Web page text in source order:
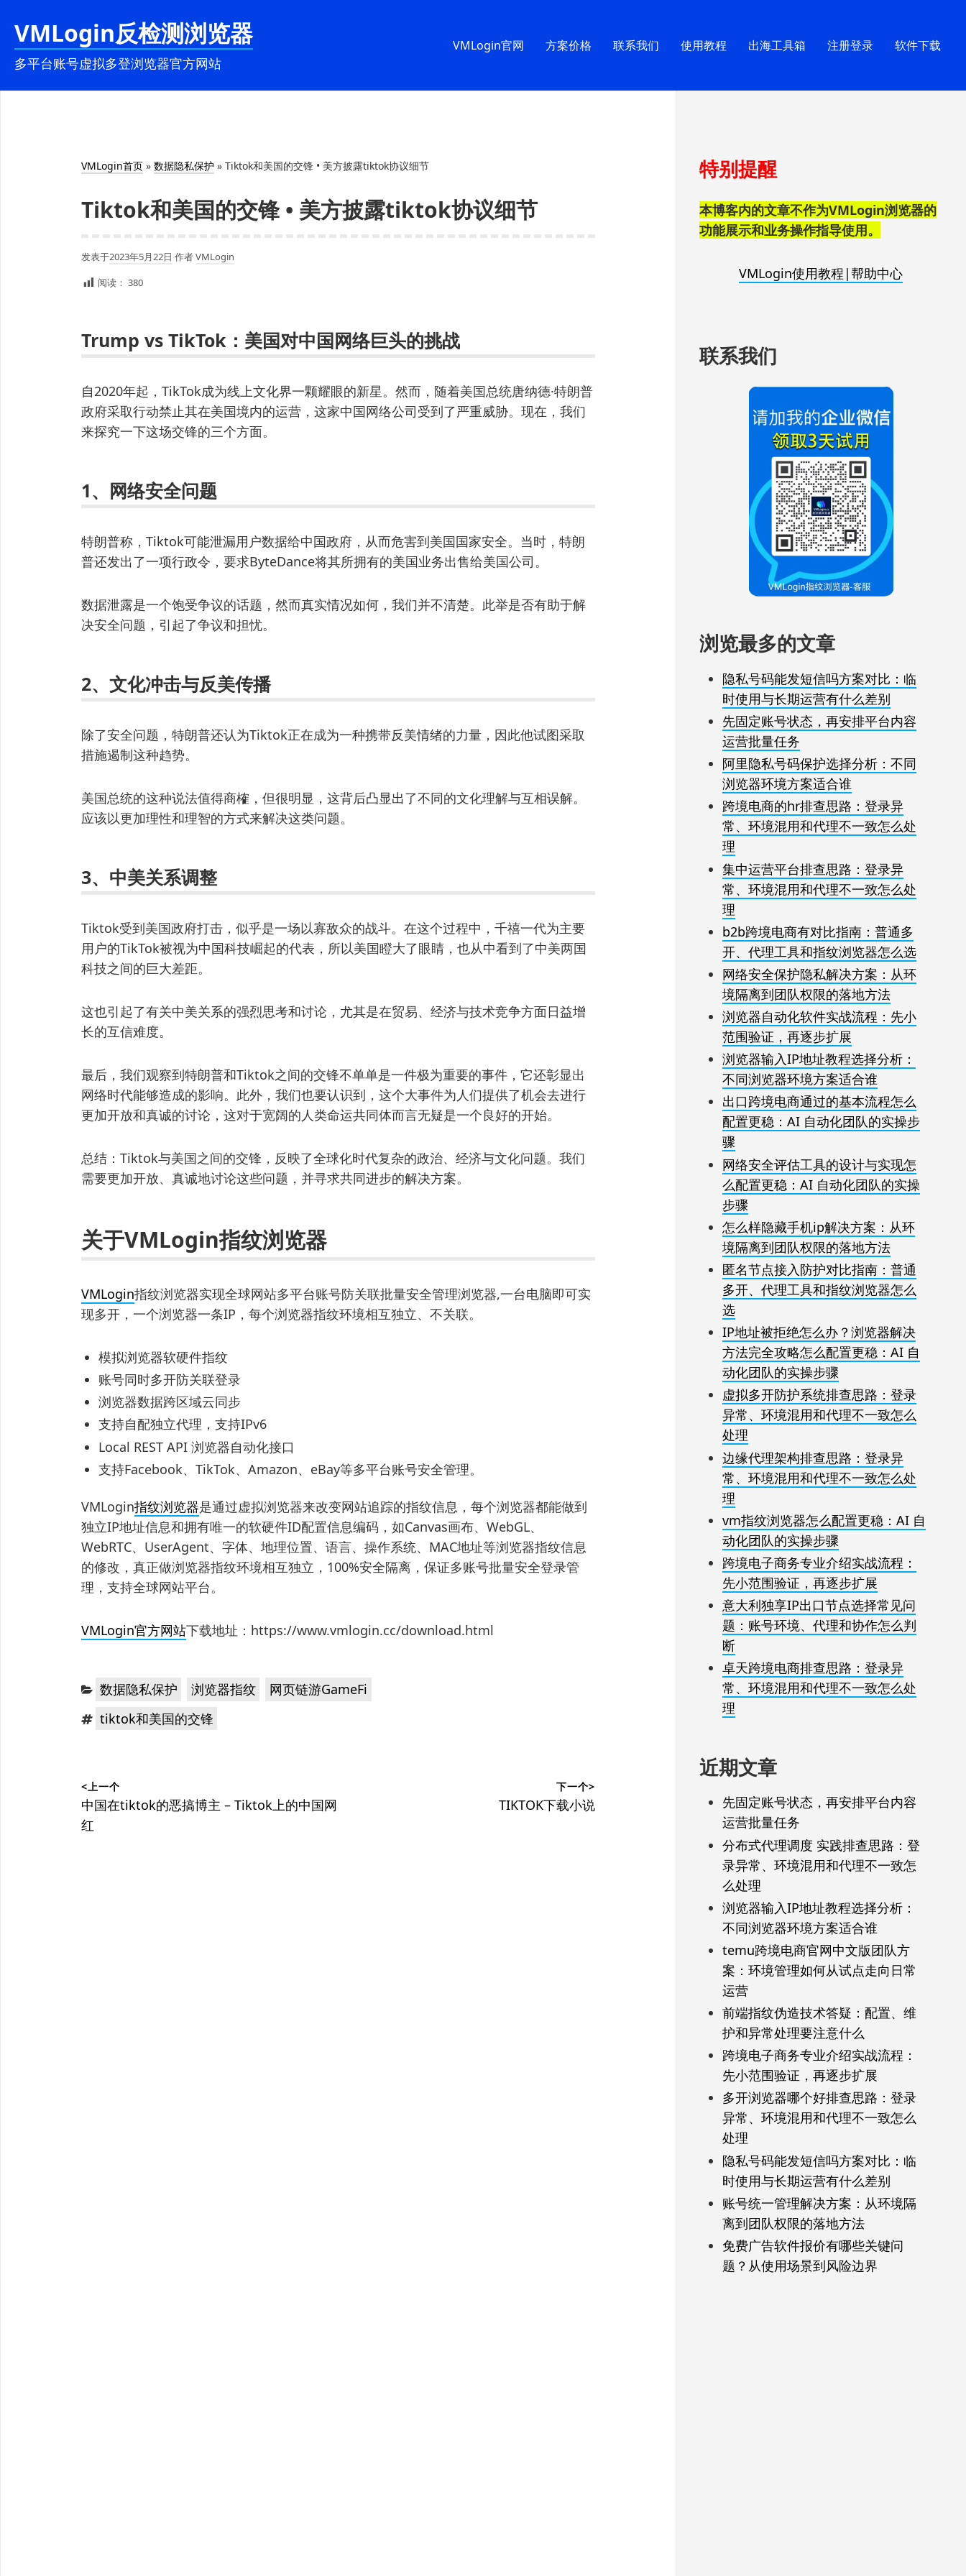
VMLogin反检测浏览器
多平台账号虚拟多登浏览器官方网站
VMLogin官网 方案价格 联系我们 使用教程 出海工具箱 注册登录 软件下载
VMLogin首页 » 数据隐私保护 » Tiktok和美国的交锋 • 美方披露tiktok协议细节
Tiktok和美国的交锋 • 美方披露tiktok协议细节
发表于2023年5月22日 作者VMLogin
阅读： 380
Trump vs TikTok：美国对中国网络巨头的挑战
自2020年起，TikTok成为线上文化界一颗耀眼的新星。然而，随着美国总统唐纳德·特朗普
政府采取行动禁止其在美国境内的运营，这家中国网络公司受到了严重威胁。现在，我们
来探究一下这场交锋的三个方面。
1、网络安全问题
特朗普称，Tiktok可能泄漏用户数据给中国政府，从而危害到美国国家安全。当时，特朗
普还发出了一项行政令，要求ByteDance将其所拥有的美国业务出售给美国公司。
数据泄露是一个饱受争议的话题，然而真实情况如何，我们并不清楚。此举是否有助于解
决安全问题，引起了争议和担忧。
2、文化冲击与反美传播
除了安全问题，特朗普还认为Tiktok正在成为一种携带反美情绪的力量，因此他试图采取
措施遏制这种趋势。
美国总统的这种说法值得商榷，但很明显，这背后凸显出了不同的文化理解与互相误解。
应该以更加理性和理智的方式来解决这类问题。
3、中美关系调整
Tiktok受到美国政府打击，似乎是一场以寡敌众的战斗。在这个过程中，千禧一代为主要
用户的TikTok被视为中国科技崛起的代表，所以美国瞪大了眼睛，也从中看到了中美两国
科技之间的巨大差距。
这也引起了有关中美关系的强烈思考和讨论，尤其是在贸易、经济与技术竞争方面日益增
长的互信难度。
最后，我们观察到特朗普和Tiktok之间的交锋不单单是一件极为重要的事件，它还彰显出
网络时代能够造成的影响。此外，我们也要认识到，这个大事件为人们提供了机会去进行
更加开放和真诚的讨论，这对于宽阔的人类命运共同体而言无疑是一个良好的开始。
总结：Tiktok与美国之间的交锋，反映了全球化时代复杂的政治、经济与文化问题。我们
需要更加开放、真诚地讨论这些问题，并寻求共同进步的解决方案。
关于VMLogin指纹浏览器
VMLogin指纹浏览器实现全球网站多平台账号防关联批量安全管理浏览器,一台电脑即可实
现多开，一个浏览器一条IP，每个浏览器指纹环境相互独立、不关联。
模拟浏览器软硬件指纹
账号同时多开防关联登录
浏览器数据跨区域云同步
支持自配独立代理，支持IPv6
Local REST API 浏览器自动化接口
支持Facebook、TikTok、Amazon、eBay等多平台账号安全管理。
VMLogin指纹浏览器是通过虚拟浏览器来改变网站追踪的指纹信息，每个浏览器都能做到
独立IP地址信息和拥有唯一的软硬件ID配置信息编码，如Canvas画布、WebGL、
WebRTC、UserAgent、字体、地理位置、语言、操作系统、MAC地址等浏览器指纹信息
的修改，真正做浏览器指纹环境相互独立，100%安全隔离，保证多账号批量安全登录管
理，支持全球网站平台。
VMLogin官方网站下载地址：https://www.vmlogin.cc/download.html
分 数据隐私保护 ，
浏览器指纹 ，
网页链游GameFi
标 tiktok和美国的交锋
章
导
<上一个
上
篇
中国在tiktok的恶搞博主 – Tiktok上的中国网
红
下一个>
下
TIKTOK下载小说
至
脚
特别提醒
本博客内的文章不作为VMLogin浏览器的
功能展示和业务操作指导使用。
VMLogin使用教程|帮助中心
联系我们
浏览最多的文章
隐私号码能发短信吗方案对比：临
时使用与长期运营有什么差别
先固定账号状态，再安排平台内容
运营批量任务
阿里隐私号码保护选择分析：不同
浏览器环境方案适合谁
跨境电商的hr排查思路：登录异
常、环境混用和代理不一致怎么处
理
集中运营平台排查思路：登录异
常、环境混用和代理不一致怎么处
理
b2b跨境电商有对比指南：普通多
开、代理工具和指纹浏览器怎么选
网络安全保护隐私解决方案：从环
境隔离到团队权限的落地方法
浏览器自动化软件实战流程：先小
范围验证，再逐步扩展
浏览器输入IP地址教程选择分析：
不同浏览器环境方案适合谁
出口跨境电商通过的基本流程怎么
配置更稳：AI 自动化团队的实操步
骤
网络安全评估工具的设计与实现怎
么配置更稳：AI 自动化团队的实操
步骤
怎么样隐藏手机ip解决方案：从环
境隔离到团队权限的落地方法
匿名节点接入防护对比指南：普通
多开、代理工具和指纹浏览器怎么
选
IP地址被拒绝怎么办？浏览器解决
方法完全攻略怎么配置更稳：AI 自
动化团队的实操步骤
虚拟多开防护系统排查思路：登录
异常、环境混用和代理不一致怎么
处理
边缘代理架构排查思路：登录异
常、环境混用和代理不一致怎么处
理
vm指纹浏览器怎么配置更稳：AI 自
动化团队的实操步骤
跨境电子商务专业介绍实战流程：
先小范围验证，再逐步扩展
意大利独享IP出口节点选择常见问
题：账号环境、代理和协作怎么判
断
卓天跨境电商排查思路：登录异
常、环境混用和代理不一致怎么处
理
近期文章
先固定账号状态，再安排平台内容
运营批量任务
分布式代理调度 实践排查思路：登
录异常、环境混用和代理不一致怎
么处理
浏览器输入IP地址教程选择分析：
不同浏览器环境方案适合谁
temu跨境电商官网中文版团队方
案：环境管理如何从试点走向日常
运营
前端指纹伪造技术答疑：配置、维
护和异常处理要注意什么
跨境电子商务专业介绍实战流程：
先小范围验证，再逐步扩展
多开浏览器哪个好排查思路：登录
异常、环境混用和代理不一致怎么
处理
隐私号码能发短信吗方案对比：临
时使用与长期运营有什么差别
账号统一管理解决方案：从环境隔
离到团队权限的落地方法
免费广告软件报价有哪些关键问
题？从使用场景到风险边界